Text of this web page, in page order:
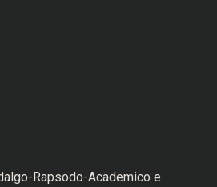
Rapsodo-Academico e